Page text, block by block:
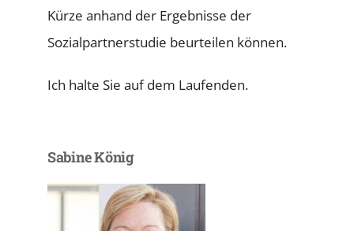
Kürze anhand der Ergebnisse der
Sozialpartnerstudie beurteilen können.
Ich halte Sie auf dem Laufenden.
Sabine König